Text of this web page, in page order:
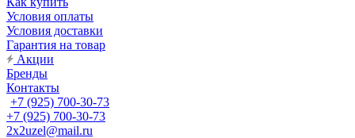
Условия оплаты
Условия доставки
Гарантия на товар
Акции
Бренды
Контакты
+7 (925) 700-30-73
+7 (925) 700-30-73
2x2uzel@mail.ru